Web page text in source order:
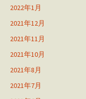
2022年1月
2021年12月
2021年11月
2021年10月
2021年8月
2021年7月